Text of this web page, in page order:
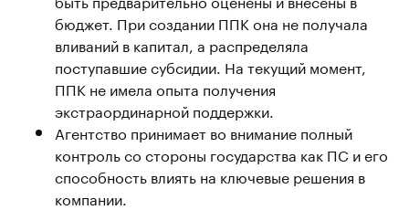
бюджет. При создании ППК она не получала
вливаний в капитал, а распределяла
поступавшие субсидии. На текущий момент,
ППК не имела опыта получения
экстраординарной поддержки.
Агентство принимает во внимание полный
контроль со стороны государства как ПС и его
способность влиять на ключевые решения в
компании.